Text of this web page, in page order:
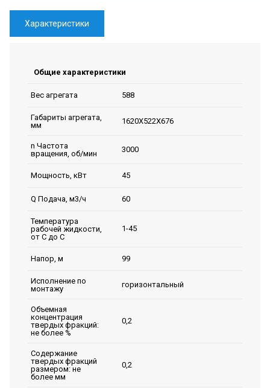
Характеристики
Общие характеристики
Вес агрегата 588
Габариты агрегата,
мм
1620Х522Х676
n Частота
вращения, об/мин
3000
Мощность, кВт 45
Q Подача, м3/ч 60
Температура
рабочей жидкости,
от С до С
1-45
Напор, м 99
Исполнение по
монтажу
горизонтальный
Объемная
концентрация
твердых фракций:
не более %
0,2
Содержание
твердых фракций
размером: не
более мм
0,2